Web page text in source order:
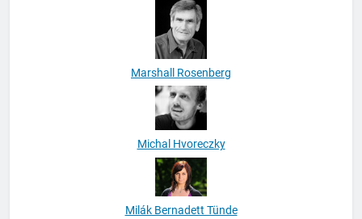
Marshall Rosenberg
Michal Hvoreczky
Milák Bernadett Tünde